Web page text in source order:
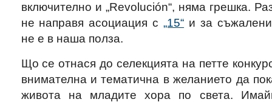
включително и „Revolución“, няма грешка.
не направя асоциация с„15“ и за
не е в наша полза.
Що се отнася до селекцията на петте
внимателна и тематична в желанието да
живота на младите хора по света.